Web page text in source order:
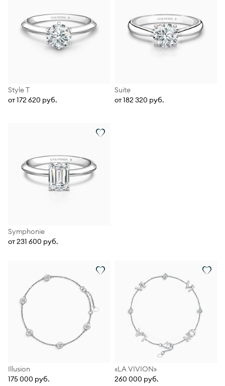
Style T
от 172 620 руб.
Suite
от 182 320 руб.
Symphonie
от 231 600 руб.
Illusion
175 000 руб.
«LA VIVION»
260 000 руб.